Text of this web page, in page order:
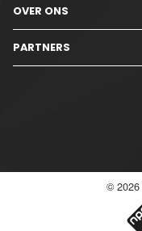
OVER ONS
PARTNERS
© 2026